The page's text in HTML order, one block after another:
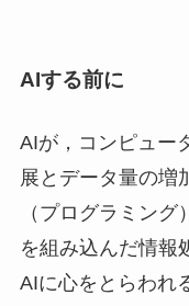
AIする前に
AIが，コンピュー
展とデータ量の増
（プログラミン
を組み込んだ情報
AIに心をとらわれ